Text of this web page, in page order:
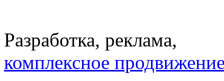
Разработка, реклама,
комплексное